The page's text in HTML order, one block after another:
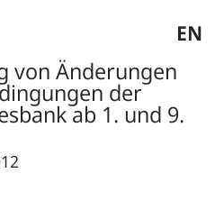
EN
von Änderungen
der
ab 1. und 9.